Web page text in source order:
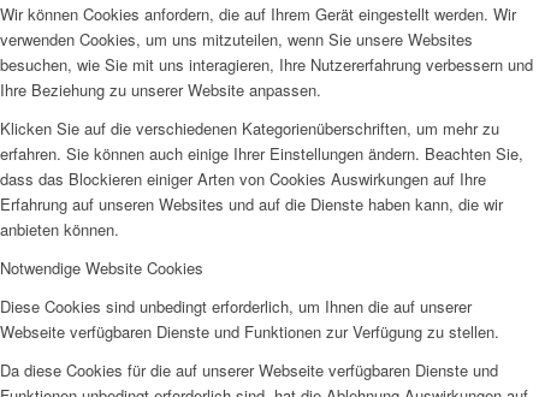
Wir können Cookies anfordern, die auf Ihrem Gerät eingestellt werden. Wir
verwenden Cookies, um uns mitzuteilen, wenn Sie unsere Websites
besuchen, wie Sie mit uns interagieren, Ihre Nutzererfahrung verbessern und
Ihre Beziehung zu unserer Website anpassen.
Klicken Sie auf die verschiedenen Kategorienüberschriften, um mehr zu
erfahren. Sie können auch einige Ihrer Einstellungen ändern. Beachten Sie,
dass das Blockieren einiger Arten von Cookies Auswirkungen auf Ihre
Erfahrung auf unseren Websites und auf die Dienste haben kann, die wir
anbieten können.
Notwendige Website Cookies
Diese Cookies sind unbedingt erforderlich, um Ihnen die auf unserer
Webseite verfügbaren Dienste und Funktionen zur Verfügung zu stellen.
Da diese Cookies für die auf unserer Webseite verfügbaren Dienste und